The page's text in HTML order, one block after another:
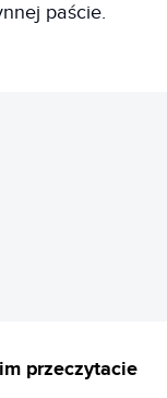
paście.
przeczytacie